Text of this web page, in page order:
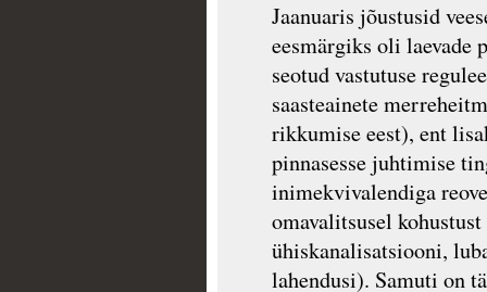
Jaanuaris jõustusid
eesmärgiks oli laevade
seotud vastutuse
saasteainete
rikkumise eest), ent
pinnasesse juhtimise
inimekvivalendiga
omavalitsusel
ühiskanalisatsiooni,
lahendusi). Samuti on